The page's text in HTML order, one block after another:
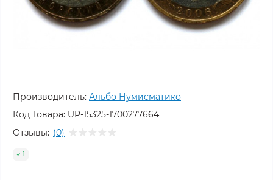
Производитель: Альбо Нумисматико
Код Товара: UP-15325-1700277664
Отзывы: (0)
1